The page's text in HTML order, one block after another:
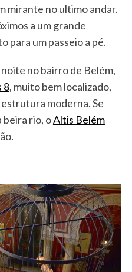
mirante no ultimo andar.
a um grande
para um passeio a pé.
no bairro de Belém,
8, muito bem localizado,
moderna. Se
rio, oAltis Belém